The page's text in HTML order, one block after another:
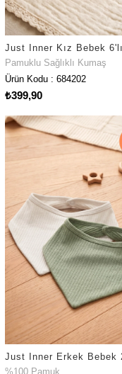
Pamuklu Sağlıklı Kumaş
Ürün Kodu : 684202
₺399,90
%100 Pamuk